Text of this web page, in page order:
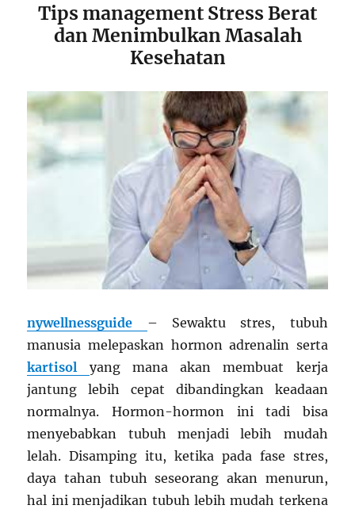
Tips management Stress Berat
dan Menimbulkan Masalah
Kesehatan
nywellnessguide
– Sewaktu stres, tubuh
manusia melepaskan hormon adrenalin serta
kartisol
yang mana akan membuat kerja
jantung lebih cepat dibandingkan keadaan
normalnya. Hormon-hormon ini tadi bisa
menyebabkan tubuh menjadi lebih mudah
lelah. Disamping itu, ketika pada fase stres,
daya tahan tubuh seseorang akan menurun,
hal ini menjadikan tubuh lebih mudah terkena